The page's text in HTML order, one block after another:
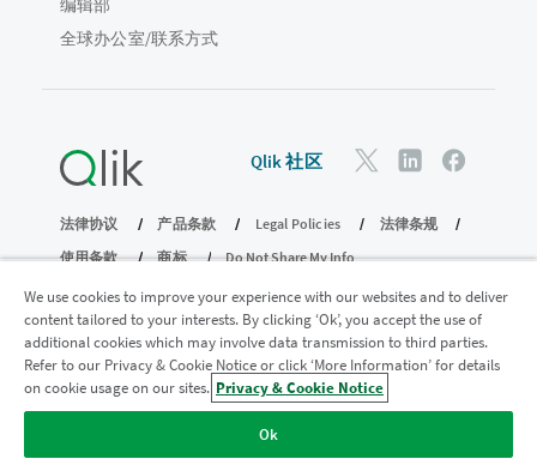
编辑部
全球办公室/联系方式
Qlik 社区
法律协议 产品条款 Legal Policies
法律条规
使用条款
商标
Do Not Share My Info
版权所有 © 1993-2026 QlikTech International AB。保留所有权利。
加入分析现代化计划
使用分析现代化计划实现现代化，同时不损害您宝贵的
QlikView 应用程序。
We use cookies to improve your experience with our websites and to deliver
content tailored to your interests. By clicking ‘Ok’, you accept the use of
additional cookies which may involve data transmission to third parties.
Refer to our Privacy & Cookie Notice or click ‘More Information’ for details
on cookie usage on our sites. Privacy & Cookie Notice
Ok